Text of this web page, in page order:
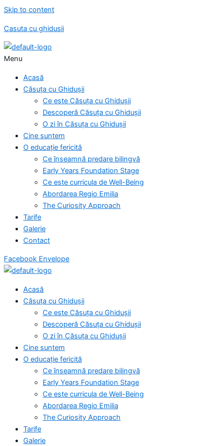
Skip to content
Casuta cu ghidusii
Menu
Acasă
Căsuța cu Ghidușii
Ce este Căsuța cu Ghidușii
Descoperă Căsuța cu Ghidușii
O zi în Căsuța cu Ghidușii
Cine suntem
O educație fericită
Ce înseamnă predare bilingvă
Early Years Foundation Stage
Ce este curricula de Well-Being
Abordarea Regio Emilia
The Curiosity Approach
Tarife
Galerie
Contact
Facebook Envelope
Acasă
Căsuța cu Ghidușii
Ce este Căsuța cu Ghidușii
Descoperă Căsuța cu Ghidușii
O zi în Căsuța cu Ghidușii
Cine suntem
O educație fericită
Ce înseamnă predare bilingvă
Early Years Foundation Stage
Ce este curricula de Well-Being
Abordarea Regio Emilia
The Curiosity Approach
Tarife
Galerie